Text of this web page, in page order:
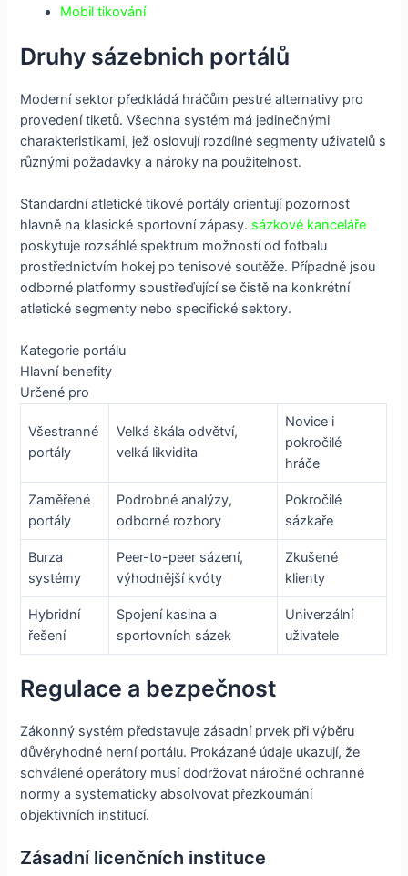
Mobil tikování
Druhy sázebnich portálů
Moderní sektor předkládá hráčům pestré alternativy pro
provedení tiketů. Všechna systém má jedinečnými
charakteristikami, jež oslovují rozdílné segmenty uživatelů s
různými požadavky a nároky na použitelnost.
Standardní atletické tikové portály orientují pozornost
hlavně na klasické sportovní zápasy. sázkové kanceláře
poskytuje rozsáhlé spektrum možností od fotbalu
prostřednictvím hokej po tenisové soutěže. Případně jsou
odborné platformy soustřeďující se čistě na konkrétní
atletické segmenty nebo specifické sektory.
Kategorie portálu
Hlavní benefity
Určené pro
Všestranné
portály
Velká škála odvětví,
velká likvidita
Novice i
pokročilé
hráče
Zaměřené
portály
Podrobné analýzy,
odborné rozbory
Pokročilé
sázkaře
Burza
systémy
Peer-to-peer sázení,
výhodnější kvóty
Zkušené
klienty
Hybridní
řešení
Spojení kasina a
sportovních sázek
Univerzální
uživatele
Regulace a bezpečnost
Zákonný systém představuje zásadní prvek při výběru
důvěryhodné herní portálu. Prokázané údaje ukazují, že
schválené operátory musí dodržovat náročné ochranné
normy a systematicky absolvovat přezkoumání
objektivních institucí.
Zásadní licenčních instituce